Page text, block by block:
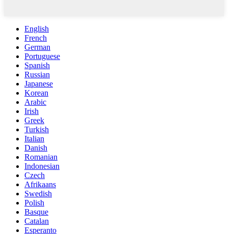
English
French
German
Portuguese
Spanish
Russian
Japanese
Korean
Arabic
Irish
Greek
Turkish
Italian
Danish
Romanian
Indonesian
Czech
Afrikaans
Swedish
Polish
Basque
Catalan
Esperanto